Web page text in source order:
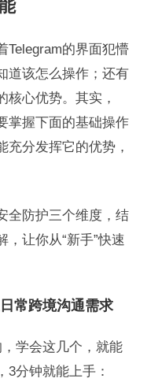
Telegram的界面犯懵
该怎么操作；还有
核心优势。其实，
掌握下面的基础操作
充分发挥它的优势，
全防护三个维度，结
让你从“新手”快速
常跨境沟通需求
学会这几个，就能
3分钟就能上手：